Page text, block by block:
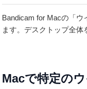
Bandicam for Macの「
ます。デスクトップ全体
Macで特定の